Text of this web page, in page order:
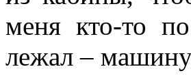
меня кто-то
лежал –